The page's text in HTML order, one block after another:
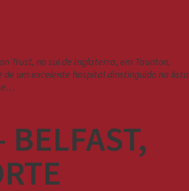
Trust, no sul de Inglaterra, em Taunton,
um excelente hospital dinstinguido na lista